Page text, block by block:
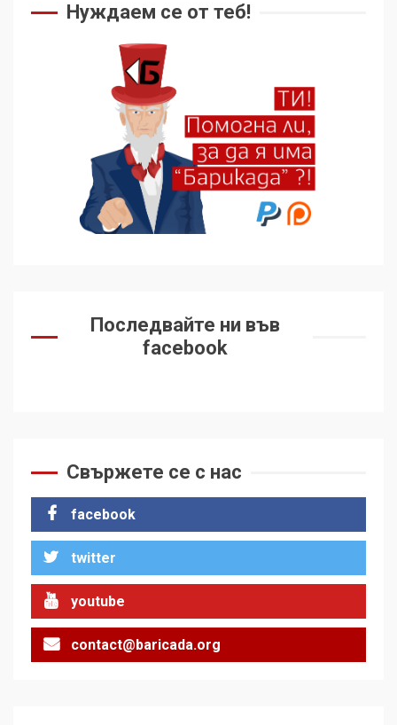
Нуждаем се от теб!
Последвайте ни във
facebook
Свържете се с нас
facebook
twitter
youtube
contact@baricada.org